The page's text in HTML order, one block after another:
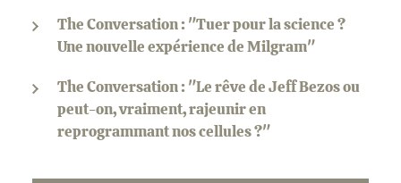
The Conversation : "Tuer pour la science ?
Une nouvelle expérience de Milgram"
The Conversation : "Le rêve de Jeff Bezos ou
peut-on, vraiment, rajeunir en
reprogrammant nos cellules ?"